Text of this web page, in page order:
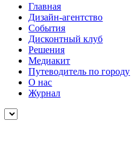
Главная
Дизайн-агентство
События
Дисконтный клуб
Решения
Медиакит
Путеводитель по городу
О нас
Журнал